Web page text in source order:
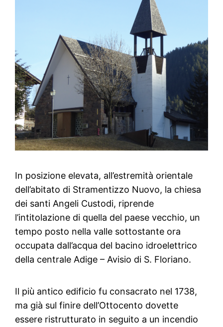
In posizione elevata, all’estremità orientale
dell’abitato di Stramentizzo Nuovo, la chiesa
dei santi Angeli Custodi, riprende
l’intitolazione di quella del paese vecchio, un
tempo posto nella valle sottostante ora
occupata dall’acqua del bacino idroelettrico
della centrale Adige – Avisio di S. Floriano.
Il più antico edificio fu consacrato nel 1738,
ma già sul finire dell’Ottocento dovette
essere ristrutturato in seguito a un incendio